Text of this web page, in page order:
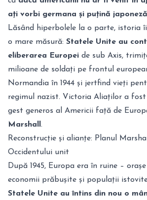
ați vorbi germana și puțină
Lăsând hiperbolele la o parte, istoria
o mare măsură: Statele Unite au
eliberarea Europei de sub Axis,
milioane de soldați pe frontul
Normandia în 1944 și jertfind vieți
regimul nazist. Victoria Aliaților a
gest generos al Americii față de
Marshall .
Reconstrucție și alianțe: Planul
Occidentului unit
După 1945, Europa era în ruine –
economii prăbușite și populații
Statele Unite au întins din nou o